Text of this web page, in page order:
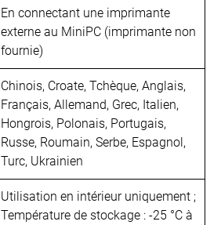
En connectant une imprimante
externe au MiniPC (imprimante non
fournie)
Chinois, Croate, Tchèque, Anglais,
Français, Allemand, Grec, Italien,
Hongrois, Polonais, Portugais,
Russe, Roumain, Serbe, Espagnol,
Turc, Ukrainien
Utilisation en intérieur uniquement ;
Température de stockage : -25 °C à